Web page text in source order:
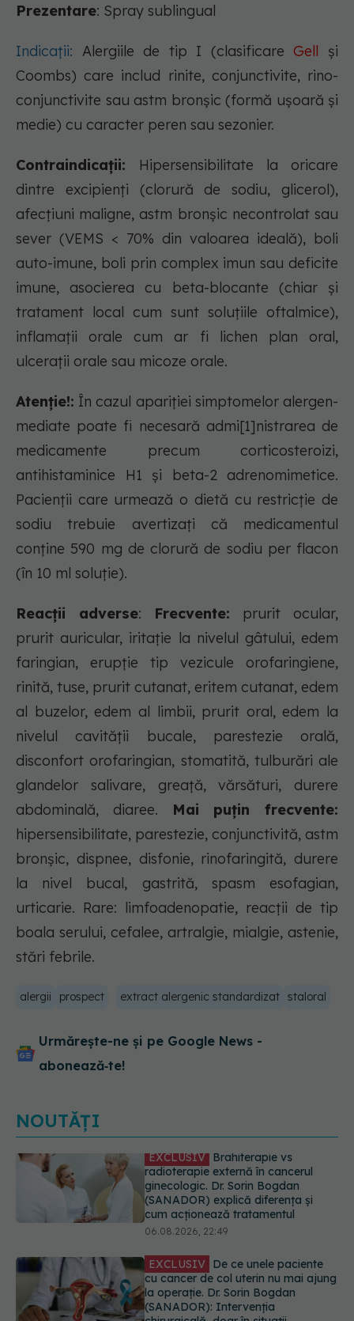
Prezentare: Spray sublingual
Indicații: Alergiile de tip I (clasificareGell şi
Coombs) care includ rinite, conjunctivite, rino-
conjunctivite sau astm bronşic (formă uşoară şi
medie) cu caracter peren sau sezonier.
Contraindicații: Hipersensibilitate la oricare
dintre excipienţi (clorură de sodiu, glicerol),
afecţiuni maligne, astm bronşic necontrolat sau
sever (VEMS < 70% din valoarea ideală), boli
auto-imune, boli prin complex imun sau deficite
imune, asocierea cu beta-blocante (chiar şi
tratament local cum sunt soluţiile oftalmice),
inflamaţii orale cum ar fi lichen plan oral,
ulceraţii orale sau micoze orale.
Atenție!: În cazul apariţiei simptomelor alergen-
mediate poate fi necesară admi[1]nistrarea de
medicamente precum corticosteroizi,
antihistaminice H1 şi beta-2 adrenomimetice.
Pacienţii care urmează o dietă cu restricţie de
sodiu trebuie avertizaţi că medicamentul
conţine 590 mg de clorură de sodiu per flacon
(în 10 ml soluţie).
Reacții adverse: Frecvente: prurit ocular,
prurit auricular, iritaţie la nivelul gâtului, edem
faringian, erupţie tip vezicule orofaringiene,
rinită, tuse, prurit cutanat, eritem cutanat, edem
al buzelor, edem al limbii, prurit oral, edem la
nivelul cavităţii bucale, parestezie orală,
disconfort orofaringian, stomatită, tulburări ale
glandelor salivare, greaţă, vărsături, durere
abdominală, diaree.
Mai puțin frecvente:
hipersensibilitate, parestezie, conjunctivită, astm
bronşic, dispnee, disfonie, rinofaringită, durere
la nivel bucal, gastrită, spasm esofagian,
urticarie. Rare: limfoadenopatie, reacţii de tip
boala serului, cefalee, artralgie, mialgie, astenie,
stări febrile.
alergii prospect extract alergenic standardizat staloral
Urmărește-ne și pe Google News -
abonează‑te!
NOUTĂȚI
EXCLUSIV De ce unele paciente
cu cancer de col uterin nu mai ajung
la operație. Dr. Sorin Bogdan
(SANADOR): Intervenția
chirurgicală, doar în situații
06.08.2026, 20:45
Alertă în Europa după un nou caz
de hantavirus Anzi, singura tulpină